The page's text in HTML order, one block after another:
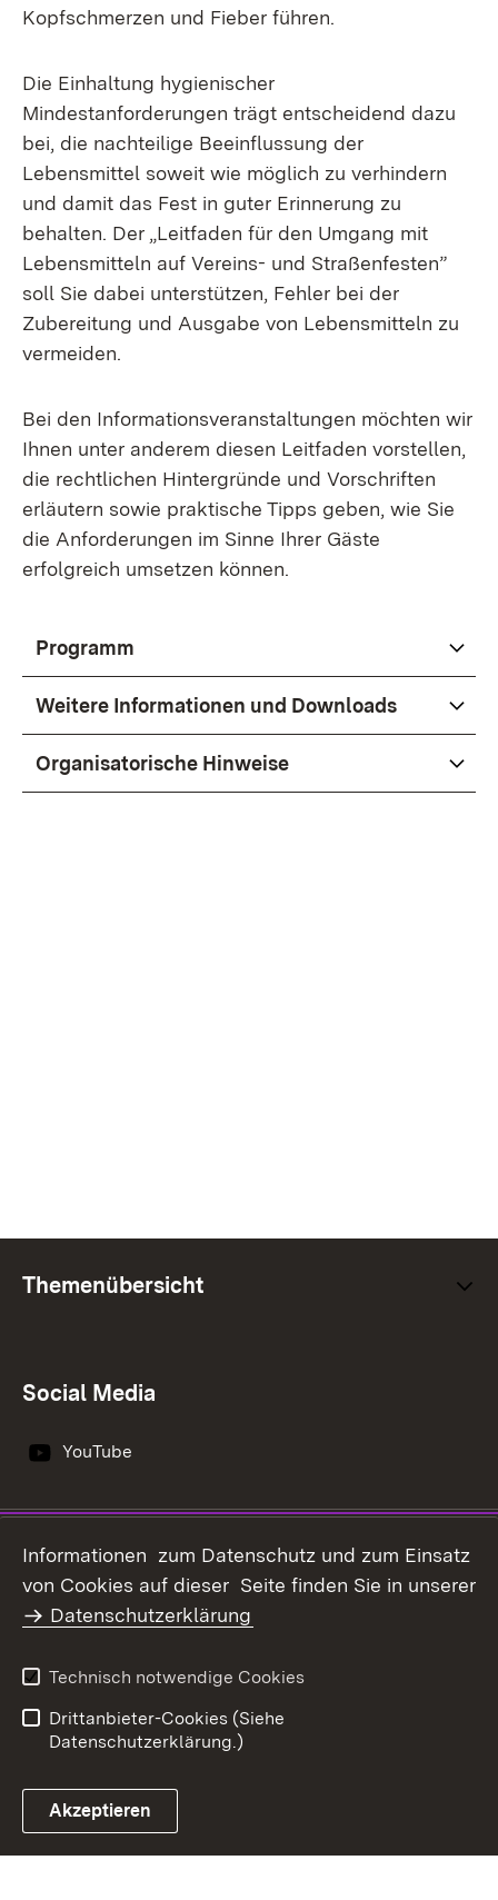
Kopfschmerzen und Fieber führen.
Die Einhaltung hygienischer
Mindestanforderungen trägt entscheidend dazu
bei, die nachteilige Beeinflussung der
Lebensmittel soweit wie möglich zu verhindern
und damit das Fest in guter Erinnerung zu
behalten. Der „Leitfaden für den Umgang mit
Lebensmitteln auf Vereins- und Straßenfesten”
soll Sie dabei unterstützen, Fehler bei der
Zubereitung und Ausgabe von Lebensmitteln zu
vermeiden.
Bei den Informationsveranstaltungen möchten wir
Ihnen unter anderem diesen Leitfaden vorstellen,
die rechtlichen Hintergründe und Vorschriften
erläutern sowie praktische Tipps geben, wie Sie
die Anforderungen im Sinne Ihrer Gäste
erfolgreich umsetzen können.
Programm
Weitere Informationen und Downloads
Organisatorische Hinweise
Themenübersicht
Social Media
YouTube
Impressum
Datenschutz
Erklärung zur
Barrierefreiheit
Benutzungshinweise
Ernährung - Ländlicher
Informationen zum Datenschutz und zum Einsatz
von Cookies auf dieser Seite finden Sie in unserer
Datenschutzerklärung
Technisch notwendige Cookies
Drittanbieter-Cookies (Siehe
Datenschutzerklärung.)
Akzeptieren